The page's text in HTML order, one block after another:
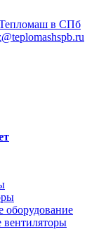
в СПб
оборудование